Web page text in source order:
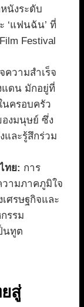
นังระดับ
‘แฟนฉัน’ ที่
Festival
ความสำเร็จ
แดน มักอยู่ที่
นครอบครัว
งมนุษย์ ซึ่ง
และรู้สึกร่วม
ทย: การ
วามภาคภูมิใจ
ศรษฐกิจและ
รรม
นทูต
สู่